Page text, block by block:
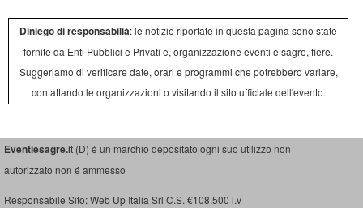
Diniego di responsabilià: le notizie riportate in questa pagina sono state
fornite da Enti Pubblici e Privati e, organizzazione eventi e sagre, fiere.
Suggeriamo di verificare date, orari e programmi che potrebbero variare,
contattando le organizzazioni o visitando il sito ufficiale dell'evento.
Eventiesagre.it (D) é un marchio depositato ogni suo utilizzo non
autorizzato non é ammesso
Responsabile Sito: Web Up Italia Srl C.S. €108.500 i.v